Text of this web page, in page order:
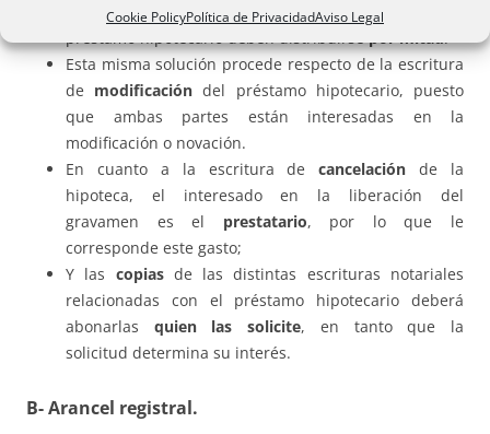
Cookie PolicyPolítica de PrivacidadAviso Legal
lo que los costes de lamatrizde la escritura de
préstamo hipotecario deben distribuirsepor mitad.
Esta misma solución procede respecto de la escritura
de modificación del préstamo hipotecario, puesto
que ambas partes están interesadas en la
modificación o novación.
En cuanto a la escritura decancelación de la
hipoteca, el interesado en la liberación del
gravamen es el prestatario, por lo que le
corresponde este gasto;
Y las copiasde las distintas escrituras notariales
relacionadas con el préstamo hipotecario deberá
abonarlas quien las solicite, en tanto que la
solicitud determina su interés.
B- Arancel registral.